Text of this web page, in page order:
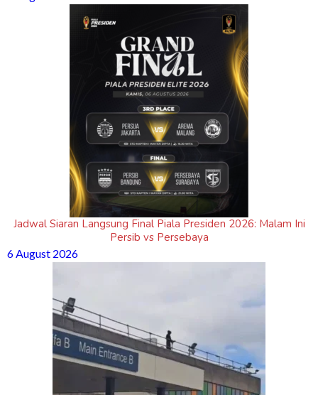
Jadwal Siaran Langsung Final Piala Presiden 2026: Malam Ini
Persib vs Persebaya
6 August 2026